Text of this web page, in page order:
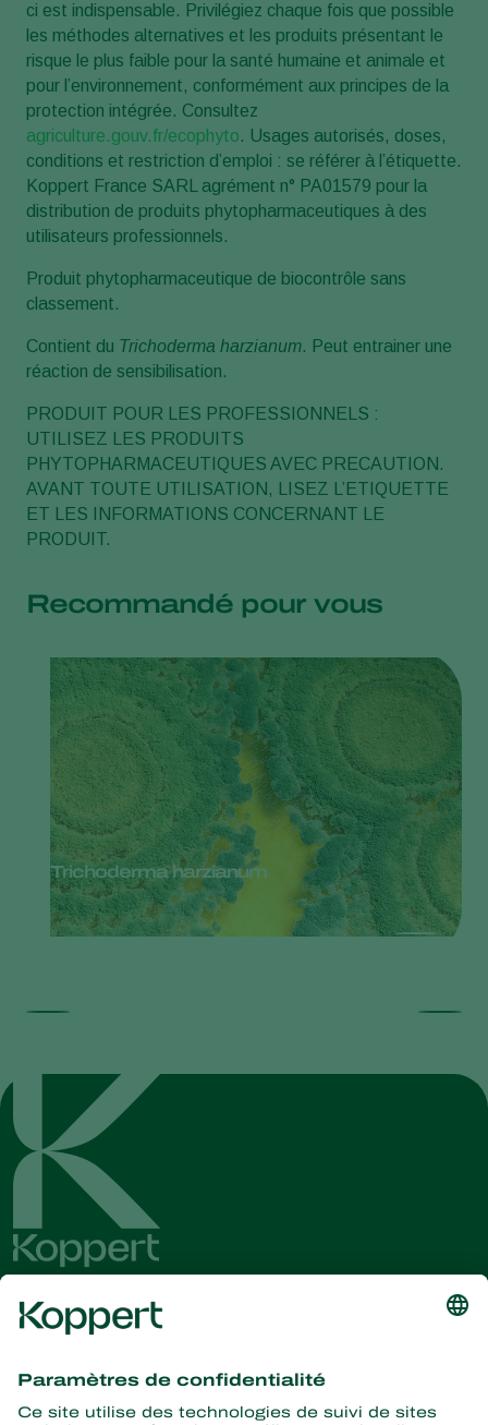
ci est indispensable. Privilégiez chaque fois que possible
les méthodes alternatives et les produits présentant le
risque le plus faible pour la santé humaine et animale et
pour l’environnement, conformément aux principes de la
protection intégrée. Consultez
agriculture.gouv.fr/ecophyto. Usages autorisés, doses,
conditions et restriction d’emploi : se référer à l’étiquette.
Koppert France SARL agrément n° PA01579 pour la
distribution de produits phytopharmaceutiques à des
utilisateurs professionnels.
Produit phytopharmaceutique de biocontrôle sans
classement.
Contient du Trichoderma harzianum. Peut entrainer une
réaction de sensibilisation.
PRODUIT POUR LES PROFESSIONNELS :
UTILISEZ LES PRODUITS
PHYTOPHARMACEUTIQUES AVEC PRECAUTION.
AVANT TOUTE UTILISATION, LISEZ L’ETIQUETTE
ET LES INFORMATIONS CONCERNANT LE
PRODUIT.
Recommandé pour vous
Trichoderma harzianum
nouvelles et informations